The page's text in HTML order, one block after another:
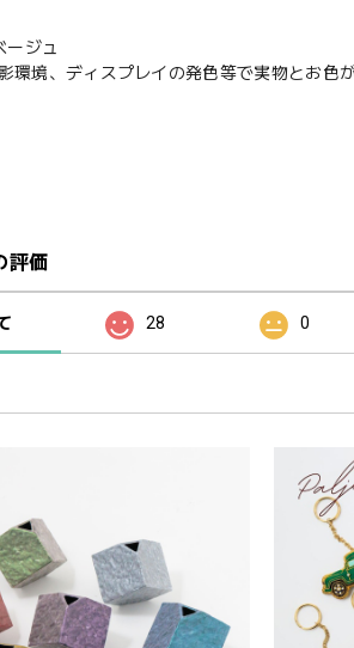
ージュ
環境、ディスプレイの発色等で実物とお色
評価
28 0